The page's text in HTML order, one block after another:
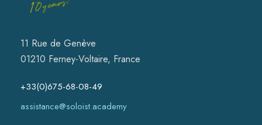
i
o
n
É
v
11 Rue de Genève
01210 Ferney-Voltaire, France
+33(0)675-68-08-49
assistance@soloist.academy